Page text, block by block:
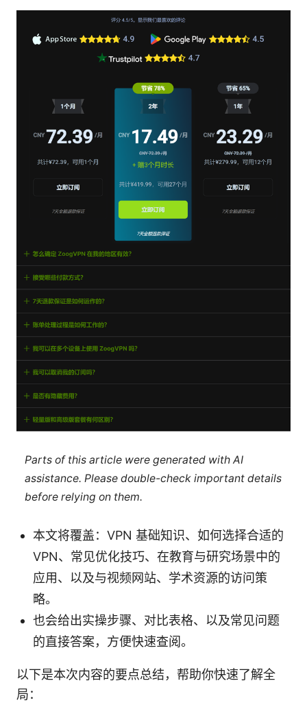
Parts of this article were generated with AI
assistance. Please double-check important details
before relying on them.
本文将覆盖：VPN 基础知识、如何选择合适的
VPN、常见优化技巧、在教育与研究场景中的
应用、以及与视频网站、学术资源的访问策
略。
也会给出实操步骤、对比表格、以及常见问题
的直接答案，方便快速查阅。
以下是本次内容的要点总结，帮助你快速了解全
局：